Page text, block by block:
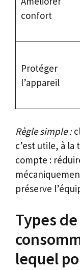
confort
Protéger
l’appareil
Règle simple :
c’est utile, à
compte :
préserve
Types
lequel